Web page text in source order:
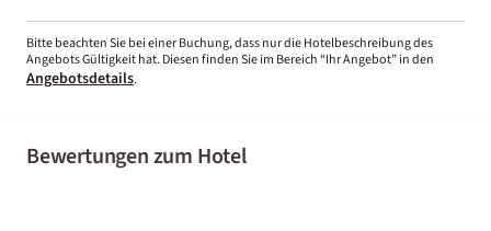
Bitte beachten Sie bei einer Buchung, dass nur die Hotelbeschreibung des
Angebots Gültigkeit hat. Diesen finden Sie im Bereich “Ihr Angebot” in den
Angebotsdetails.
Bewertungen zum Hotel